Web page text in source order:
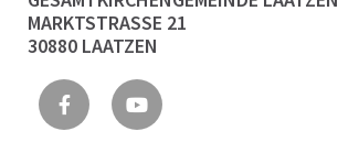
MARKTSTRASSE 21
30880 LAATZEN